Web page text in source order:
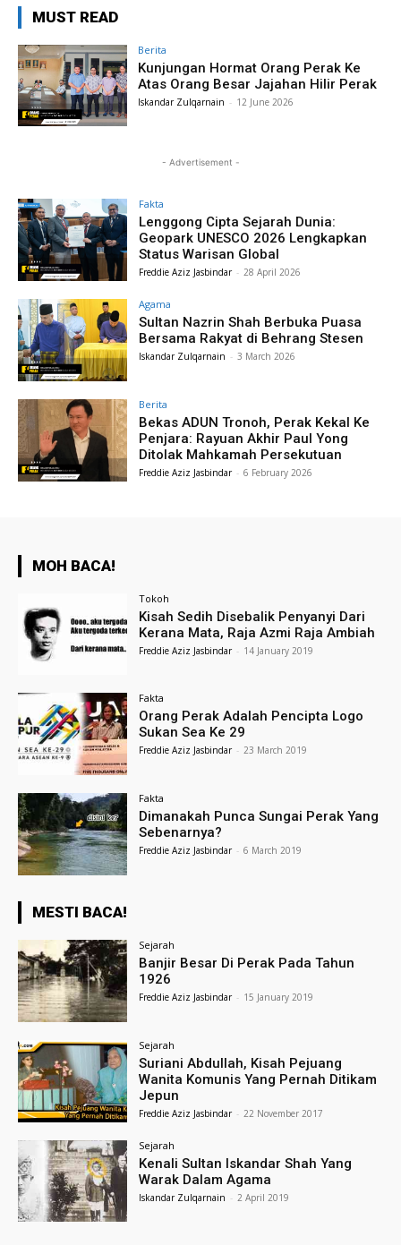
MUST READ
Berita
Kunjungan Hormat Orang Perak Ke
Atas Orang Besar Jajahan Hilir Perak
Iskandar Zulqarnain - 12 June 2026
- Advertisement -
Fakta
Lenggong Cipta Sejarah Dunia:
Geopark UNESCO 2026 Lengkapkan
Status Warisan Global
Freddie Aziz Jasbindar - 28 April 2026
Agama
Sultan Nazrin Shah Berbuka Puasa
Bersama Rakyat di Behrang Stesen
Iskandar Zulqarnain - 3 March 2026
Berita
Bekas ADUN Tronoh, Perak Kekal Ke
Penjara: Rayuan Akhir Paul Yong
Ditolak Mahkamah Persekutuan
Freddie Aziz Jasbindar - 6 February 2026
MOH BACA!
Tokoh
Kisah Sedih Disebalik Penyanyi Dari
Kerana Mata, Raja Azmi Raja Ambiah
Freddie Aziz Jasbindar - 14 January 2019
Fakta
Orang Perak Adalah Pencipta Logo
Sukan Sea Ke 29
Freddie Aziz Jasbindar - 23 March 2019
Fakta
Dimanakah Punca Sungai Perak Yang
Sebenarnya?
Freddie Aziz Jasbindar - 6 March 2019
MESTI BACA!
Sejarah
Banjir Besar Di Perak Pada Tahun
1926
Freddie Aziz Jasbindar - 15 January 2019
Sejarah
Suriani Abdullah, Kisah Pejuang
Wanita Komunis Yang Pernah Ditikam
Jepun
Freddie Aziz Jasbindar - 22 November 2017
Sejarah
Kenali Sultan Iskandar Shah Yang
Warak Dalam Agama
Iskandar Zulqarnain - 2 April 2019